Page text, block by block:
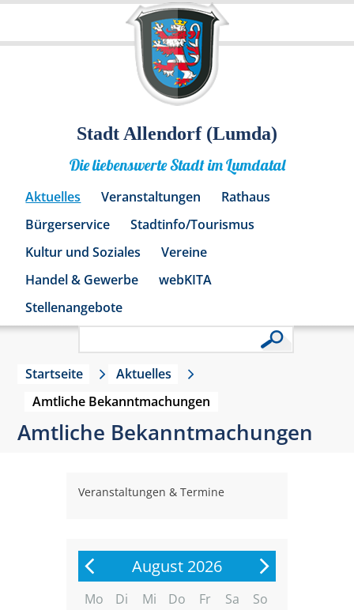
Stadt Allendorf (Lumda)
Die liebenswerte Stadt im Lumdatal
Aktuelles Veranstaltungen
Rathaus
Bürgerservice
Stadtinfo/Tourismus
Kultur und Soziales
Vereine
Handel & Gewerbe
webKITA
Stellenangebote
Startseite
Aktuelles
Amtliche Bekanntmachungen
Amtliche Bekanntmachungen
Veranstaltungen & Termine
August 2026
Mo Di Mi Do Fr Sa
So